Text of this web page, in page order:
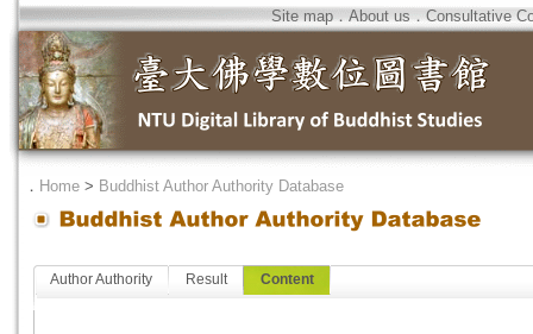
Site map．About us．Consultative
． Home > Buddhist Author Authority Database
Author Authority Result Content